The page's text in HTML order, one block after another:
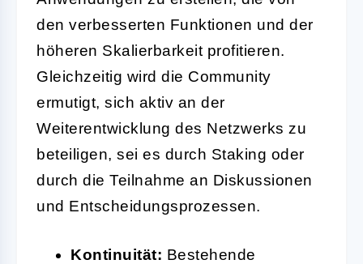
den verbesserten Funktionen und der
höheren Skalierbarkeit profitieren.
Gleichzeitig wird die Community
ermutigt, sich aktiv an der
Weiterentwicklung des Netzwerks zu
beteiligen, sei es durch Staking oder
durch die Teilnahme an Diskussionen
und Entscheidungsprozessen.
Kontinuität: Bestehende